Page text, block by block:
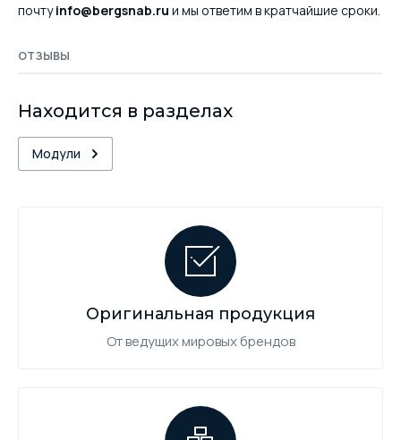
почтуinfo@bergsnab.ru и мы ответим в кратчайшие сроки.
ОТЗЫВЫ
Находится в разделах
Модули
Оригинальная продукция
От ведущих мировых брендов